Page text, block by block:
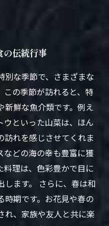
の伝統行事
別な季節で、さまざまな
この季節が訪れると、特
新鮮な魚介類です。例え
ウといった山菜は、ほん
訪れを感じさせてくれま
などの海の幸も豊富に獲
料理は、色彩豊かで目に
します。 さらに、春は和
時期です。お花見や春の
れ、家族や友人と共に楽